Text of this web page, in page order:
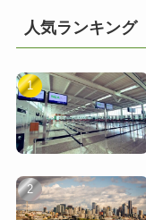
人気ランキング